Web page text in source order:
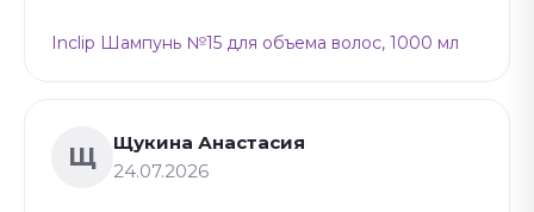
Inclip Шампунь №15 для объема волос, 1000 мл
Щ
Щукина Анастасия
24.07.2026